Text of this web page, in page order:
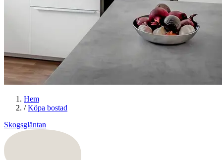
Hem
/ Köpa bostad
Skogsgläntan